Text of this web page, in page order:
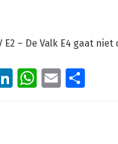
E2 – De Valk E4 gaat niet
LinkedIn
WhatsApp
Email